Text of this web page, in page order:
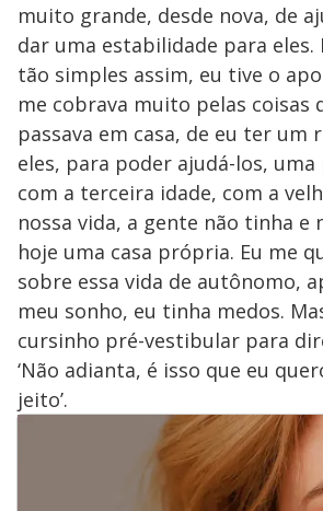
muito grande, desde nova, de
dar uma estabilidade para eles.
tão simples assim, eu tive o
me cobrava muito pelas coisas
passava em casa, de eu ter um
eles, para poder ajudá-los, uma
com a terceira idade, com a
nossa vida, a gente não tinha e
hoje uma casa própria. Eu me
sobre essa vida de autônomo,
meu sonho, eu tinha medos.
cursinho pré-vestibular para
‘Não adianta, é isso que eu
jeito’.